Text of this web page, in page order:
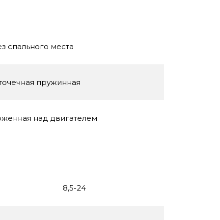
спального места
пружинная
над двигателем
8,5-24